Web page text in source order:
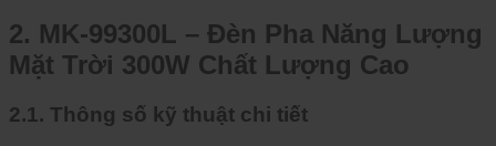
2. MK-99300L – Đèn Pha Năng Lượng
Mặt Trời 300W Chất Lượng Cao
2.1. Thông số kỹ thuật chi tiết